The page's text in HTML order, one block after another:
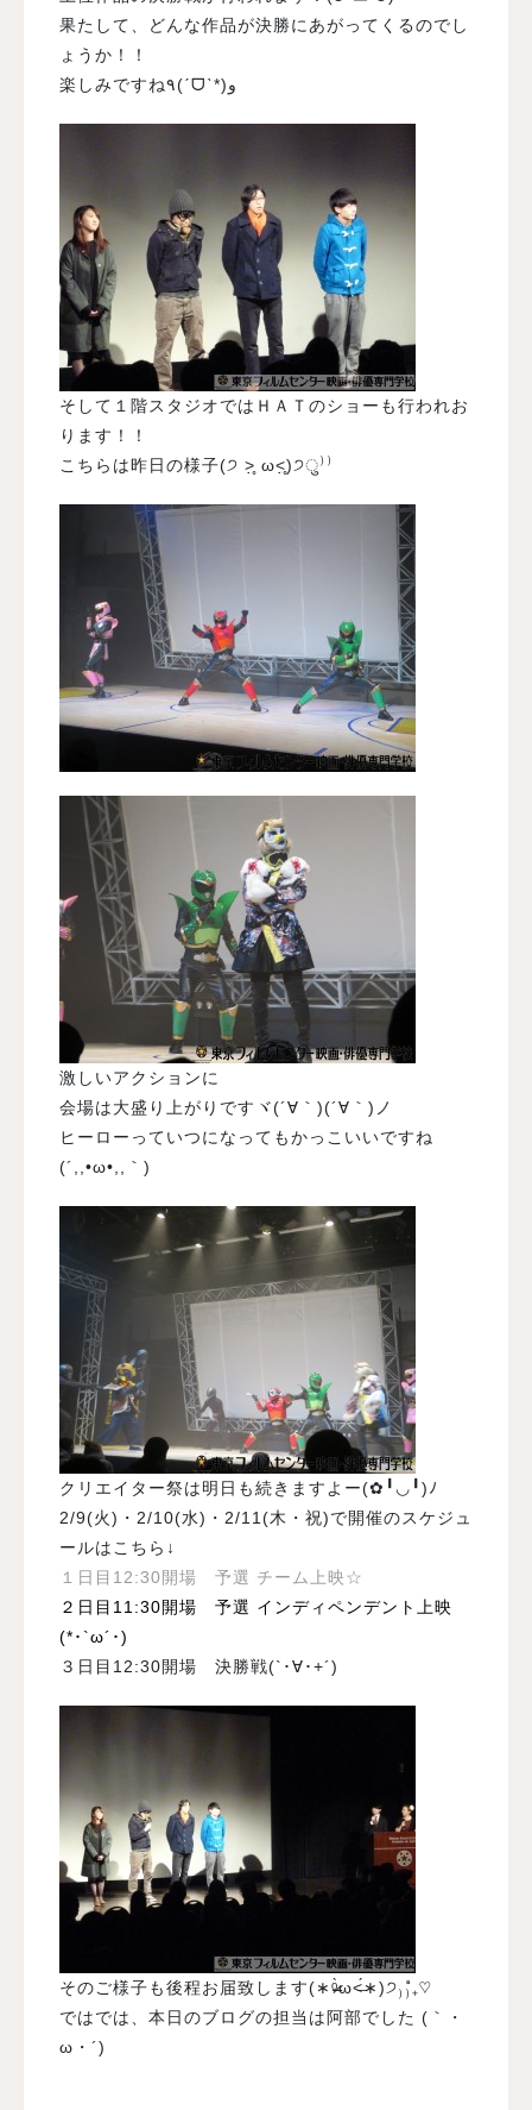
果たして、どんな作品が決勝にあがってくるのでし
ょうか！！
楽しみですね٩(ˊᗜˋ*)و
そして１階スタジオではＨＡＴのショーも行われお
ります！！
こちらは昨日の様子(੭ ˃̣̣̥ ω˂̣̣̥)੭ु⁾⁾
激しいアクションに
会場は大盛り上がりですヾ(´∀｀)(´∀｀)ノ
ヒーローっていつになってもかっこいいですね
(´,,•ω•,,｀)
クリエイター祭は明日も続きますよー(✿╹◡╹)ﾉ
2/9(火)・2/10(水)・2/11(木・祝)で開催のスケジュ
ールはこちら↓
１日目12:30開場 予選 チーム上映☆
２日目11:30開場 予選 インディペンデント上映
(*･`ω´･)ゞ
３日目12:30開場 決勝戦(`･∀･+´)
そのご様子も後程お届致します(∗ᵒ̶̶̷̀ω˂̶́∗)੭₎₎̊₊♡
ではでは、本日のブログの担当は阿部でした (｀・
ω・´)